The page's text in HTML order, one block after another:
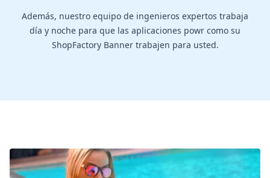
Además, nuestro equipo de ingenieros expertos trabaja
día y noche para que las aplicaciones powr como su
ShopFactory Banner trabajen para usted.